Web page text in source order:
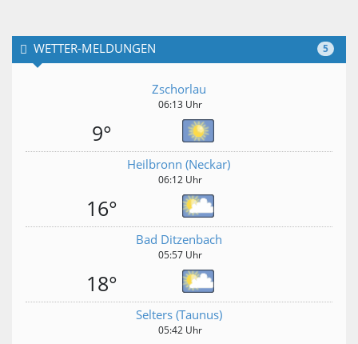
5
WETTER-MELDUNGEN
Zschorlau
06:13 Uhr
9°
Heilbronn (Neckar)
06:12 Uhr
16°
Bad Ditzenbach
05:57 Uhr
18°
Selters (Taunus)
05:42 Uhr